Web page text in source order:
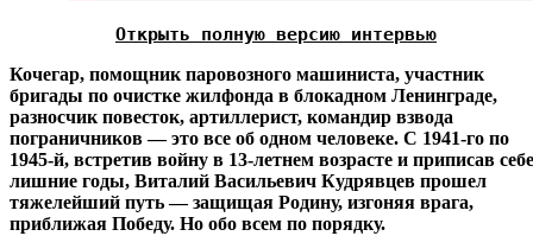
Открыть полную версию интервью
Кочегар, помощник паровозного машиниста, участник
бригады по очистке жилфонда в блокадном Ленинграде,
разносчик повесток, артиллерист, командир взвода
пограничников — это все об одном человеке. С 1941-го по
1945-й, встретив войну в 13-летнем возрасте и приписав себе
лишние годы, Виталий Васильевич Кудрявцев прошел
тяжелейший путь — защищая Родину, изгоняя врага,
приближая Победу. Но обо всем по порядку.